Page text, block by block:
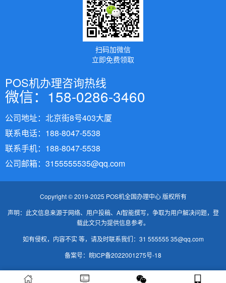
扫码加微信
立即免费领取
POS机办理咨询热线
微信：158-0286-3460
公司地址：北京街8号403大厦
联系电话：188-8047-5538
联系手机：188-8047-5538
公司邮箱：3155555535@qq.com
Copyright © 2019-2025 POS机全国办理中心 版权所有
声明：此文信息来源于网络、用户投稿、AI智能撰写，争取为用户解决问题，登
载此文只为提供信息参考。
如有侵权，内容不实 等，请及时联系我们：31 555555 35@qq.com
备案号： 皖ICP备2022001275号-18